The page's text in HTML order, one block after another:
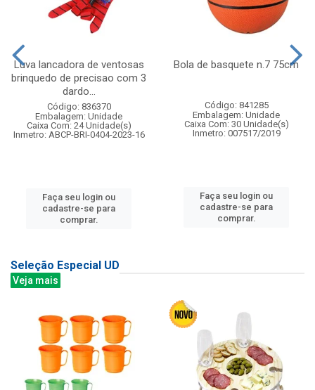
Luva lancadora de ventosas
brinquedo de precisao com 3
dardo...
Código: 836370
Embalagem: Unidade
Caixa Com: 24 Unidade(s)
Inmetro: ABCP-BRI-0404-2023-16
Faça seu login ou
cadastre-se para
comprar.
Bola de basquete n.7 75cm
Código: 841285
Embalagem: Unidade
Caixa Com: 30 Unidade(s)
Inmetro: 007517/2019
Faça seu login ou
cadastre-se para
comprar.
Seleção Especial UD
Veja mais